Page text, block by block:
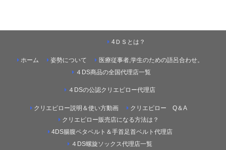
ホーム
4ＤＳとは？
姿勢について
医療従事者,学生のための語呂合わせ。
４DS商品の全国代理店一覧
４DSの公認クリエピロー代理店
クリエピロー説明＆使い方動画
クリエピロー Q＆A
クリエピロー販売店になる方法は？
4DS腸腹ペタベルト＆手首足首ベルト代理店
４DS螺旋ソックス代理店一覧